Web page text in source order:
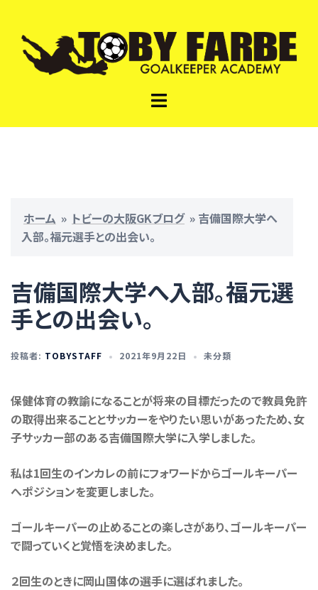
ト
グ
ル
ホーム » トビーの大阪GKブログ » 吉備国際大学へ
入部。福元選手との出会い。
吉備国際大学へ入部。福元選
手との出会い。
投稿者: TOBYSTAFF 2021年9月22日 未分類
保健体育の教諭になることが将来の目標だったので教員免許
の取得出来ることとサッカーをやりたい思いがあったため、女
子サッカー部のある吉備国際大学に入学しました。
私は1回生のインカレの前にフォワードからゴールキーパー
へポジションを変更しました。
ゴールキーパーの止めることの楽しさがあり、ゴールキーパー
で闘っていくと覚悟を決めました。
２回生のときに岡山国体の選手に選ばれました。